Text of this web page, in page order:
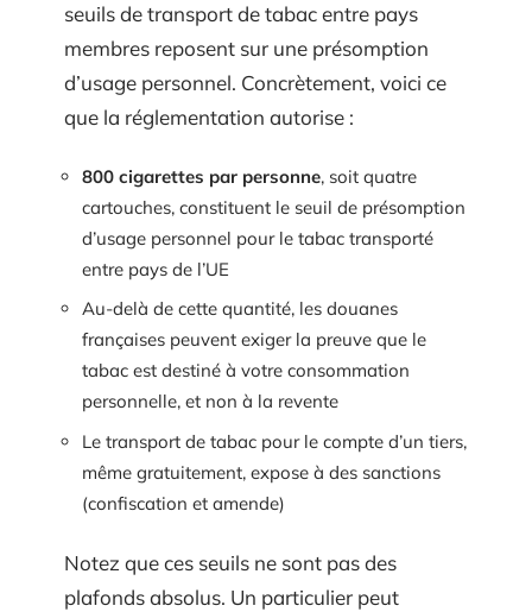
seuils de transport de tabac entre pays
membres reposent sur une présomption
d’usage personnel. Concrètement, voici ce
que la réglementation autorise :
800 cigarettes par personne, soit quatre
cartouches, constituent le seuil de présomption
d’usage personnel pour le tabac transporté
entre pays de l’UE
Au-delà de cette quantité, les douanes
françaises peuvent exiger la preuve que le
tabac est destiné à votre consommation
personnelle, et non à la revente
Le transport de tabac pour le compte d’un tiers,
même gratuitement, expose à des sanctions
(confiscation et amende)
Notez que ces seuils ne sont pas des
plafonds absolus. Un particulier peut